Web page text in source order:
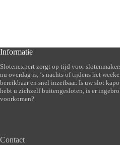
Informatie
Slotenexpert zorgt op tijd voor
nu overdag is, ‘s nachts of tijdens het
bereikbaar en snel inzetbaar. Is uw slot
hebt u zichzelf buitengesloten, is er
voorkomen?
Contact